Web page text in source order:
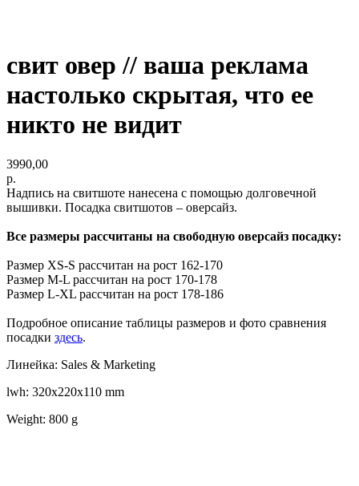
свит овер // ваша реклама
настолько скрытая, что ее
никто не видит
3990,00
р.
Надпись на свитшоте нанесена с помощью долговечной
вышивки. Посадка свитшотов – оверсайз.
Все размеры рассчитаны на свободную оверсайз посадку:
Размер XS-S рассчитан на рост 162-170
Размер M-L рассчитан на рост 170-178
Размер L-XL рассчитан на рост 178-186
Подробное описание таблицы размеров и фото сравнения
посадки здесь.
Линейка: Sales & Marketing
lwh: 320x220x110 mm
Weight: 800 g